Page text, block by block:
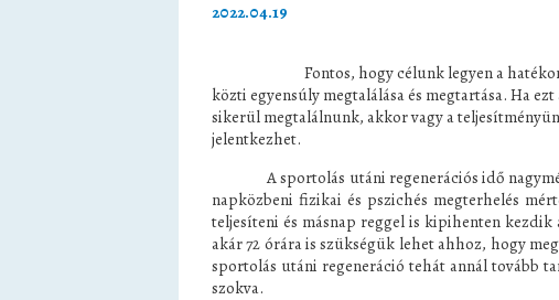
2022.04.19
Fontos, hogy célunk legyen a hatékony,
közti egyensúly megtalálása és megtartása. Ha
sikerül megtalálnunk, akkor vagy a
jelentkezhet.
A sportolás utáni regenerációs idő
napközbeni fizikai és pszichés megterhelés
teljesíteni és másnap reggel is kipihenten
akár 72 órára is szükségük lehet ahhoz, hogy
sportolás utáni regeneráció tehát annál tovább
szokva.